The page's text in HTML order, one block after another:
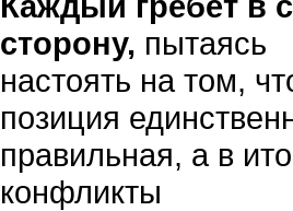
сторону, пытаясь
настоять на том,
позиция
правильная, а в
конфликты